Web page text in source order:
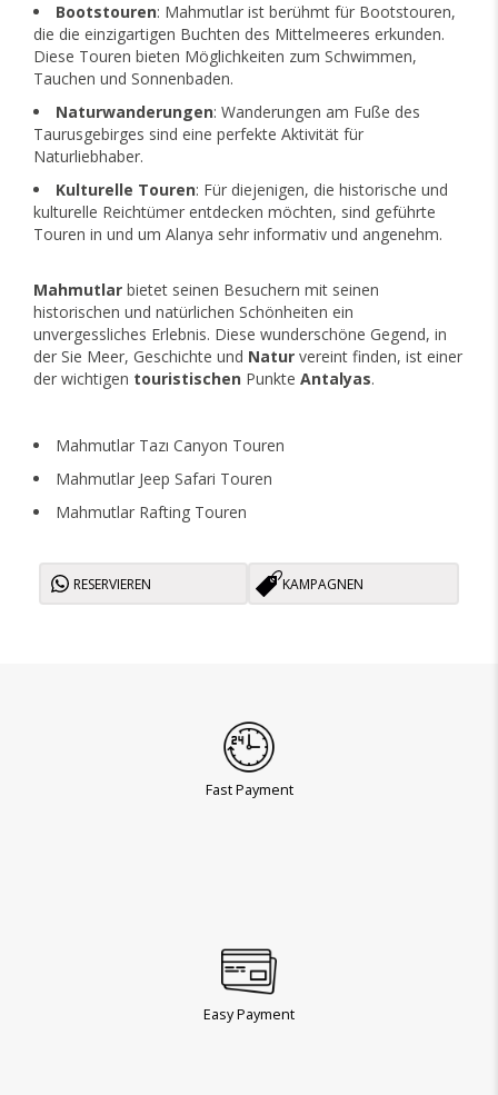
Bootstouren: Mahmutlar ist berühmt für Bootstouren,
die die einzigartigen Buchten des Mittelmeeres erkunden.
Diese Touren bieten Möglichkeiten zum Schwimmen,
Tauchen und Sonnenbaden.
Naturwanderungen: Wanderungen am Fuße des
Taurusgebirges sind eine perfekte Aktivität für
Naturliebhaber.
Kulturelle Touren: Für diejenigen, die historische und
kulturelle Reichtümer entdecken möchten, sind geführte
Touren in und um Alanya sehr informativ und angenehm.
Mahmutlar bietet seinen Besuchern mit seinen
historischen und natürlichen Schönheiten ein
unvergessliches Erlebnis. Diese wunderschöne Gegend, in
der Sie Meer, Geschichte und Natur vereint finden, ist einer
der wichtigen touristischen Punkte Antalyas.
Mahmutlar Tazı Canyon Touren
Mahmutlar Jeep Safari Touren
Mahmutlar Rafting Touren
RESERVIEREN KAMPAGNEN
Fast Payment
Easy Payment